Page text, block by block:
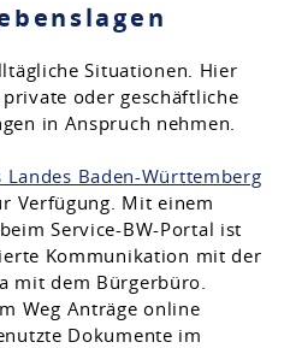
Situationen. Hier
oder geschäftliche
in Anspruch nehmen.
Baden-Württemberg
Verfügung. Mit einem
Service-BW-Portal ist
Kommunikation mit der
mit dem Bürgerbüro.
Weg Anträge online
Dokumente im